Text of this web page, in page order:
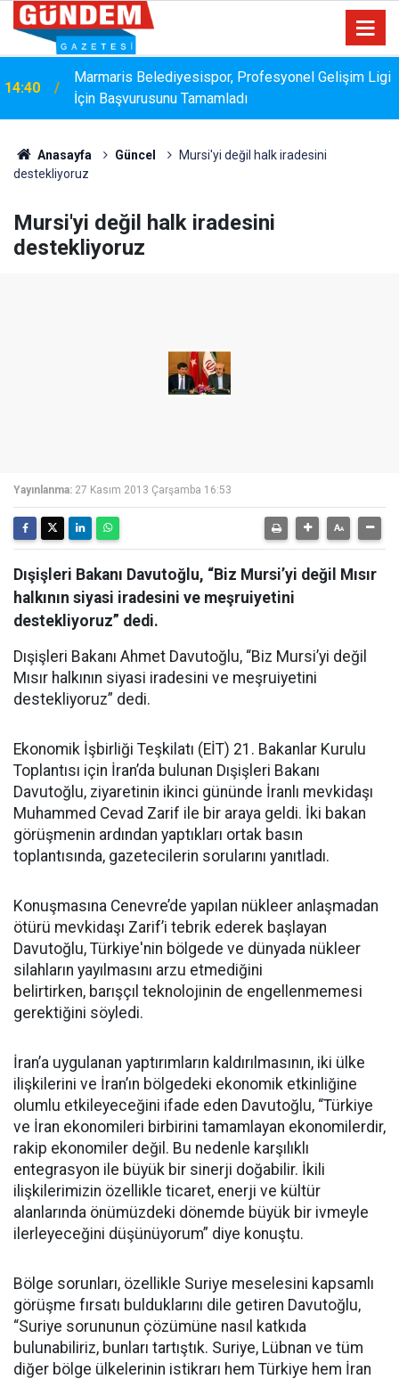
14:15
Bakanlık Veri Sunamadı: Metin Ergun'dan Turizm
Eleştirisi
Anasayfa Güncel
Mursi'yi değil halk iradesini
destekliyoruz
Mursi'yi değil halk iradesini
destekliyoruz
Yayınlanma: 27 Kasım 2013 Çarşamba 16:53
Dışişleri Bakanı Davutoğlu, “Biz Mursi’yi değil Mısır
halkının siyasi iradesini ve meşruiyetini
destekliyoruz” dedi.
Dışişleri Bakanı Ahmet Davutoğlu, “Biz Mursi’yi değil
Mısır halkının siyasi iradesini ve meşruiyetini
destekliyoruz” dedi.
Ekonomik İşbirliği Teşkilatı (EİT) 21. Bakanlar Kurulu
Toplantısı için İran’da bulunan Dışişleri Bakanı
Davutoğlu, ziyaretinin ikinci gününde İranlı mevkidaşı
Muhammed Cevad Zarif ile bir araya geldi. İki bakan
görüşmenin ardından yaptıkları ortak basın
toplantısında, gazetecilerin sorularını yanıtladı.
Konuşmasına Cenevre’de yapılan nükleer anlaşmadan
ötürü mevkidaşı Zarif’i tebrik ederek başlayan
Davutoğlu, Türkiye'nin bölgede ve dünyada nükleer
silahların yayılmasını arzu etmediğini
belirtirken, barışçıl teknolojinin de engellenmemesi
gerektiğini söyledi.
İran’a uygulanan yaptırımların kaldırılmasının, iki ülke
ilişkilerini ve İran’ın bölgedeki ekonomik etkinliğine
olumlu etkileyeceğini ifade eden Davutoğlu, “Türkiye
ve İran ekonomileri birbirini tamamlayan ekonomilerdir,
rakip ekonomiler değil. Bu nedenle karşılıklı
entegrasyon ile büyük bir sinerji doğabilir. İkili
ilişkilerimizin özellikle ticaret, enerji ve kültür
alanlarında önümüzdeki dönemde büyük bir ivmeyle
ilerleyeceğini düşünüyorum” diye konuştu.
Bölge sorunları, özellikle Suriye meselesini kapsamlı
görüşme fırsatı bulduklarını dile getiren Davutoğlu,
“Suriye sorununun çözümüne nasıl katkıda
bulunabiliriz, bunları tartıştık. Suriye, Lübnan ve tüm
diğer bölge ülkelerinin istikrarı hem Türkiye hem İran